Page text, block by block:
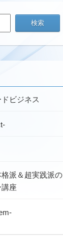
ビジネス
派＆超実践派の
座